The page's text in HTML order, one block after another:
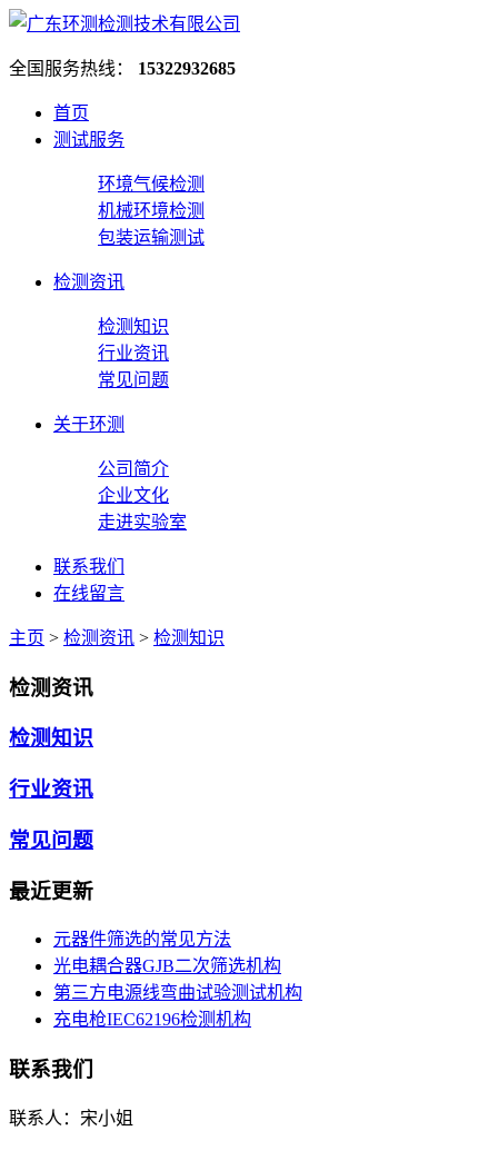
全国服务热线： 15322932685
首页
测试服务
环境气候检测
机械环境检测
包装运输测试
检测资讯
检测知识
行业资讯
常见问题
关于环测
公司简介
企业文化
走进实验室
联系我们
在线留言
主页 > 检测资讯 > 检测知识
检测资讯
检测知识
行业资讯
常见问题
最近更新
元器件筛选的常见方法
光电耦合器GJB二次筛选机构
第三方电源线弯曲试验测试机构
充电枪IEC62196检测机构
联系我们
联系人：宋小姐